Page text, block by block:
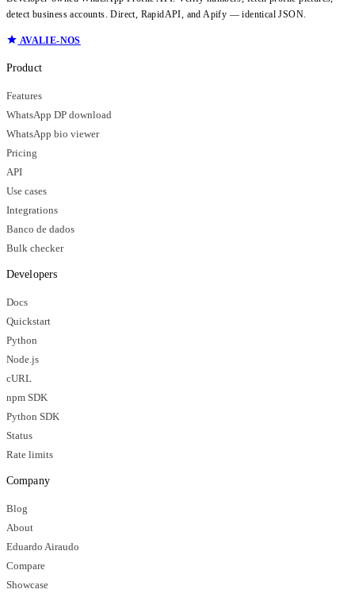
detect business accounts. Direct, RapidAPI, and Apify — identical JSON.
AVALIE-NOS
Product
Features
WhatsApp DP download
WhatsApp bio viewer
Pricing
API
Use cases
Integrations
Banco de dados
Bulk checker
Developers
Docs
Quickstart
Python
Node.js
cURL
npm SDK
Python SDK
Status
Rate limits
Company
Blog
About
Eduardo Airaudo
Compare
Showcase